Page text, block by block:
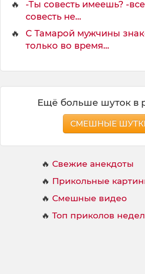
🔥
-Ты совесть имеешь? -
совесть не...
🔥
С Тамарой мужчины
только во время...
Ещё больше шуток в
СМЕШНЫЕ
🔥 Свежие анекдоты
🔥 Прикольные
🔥 Смешные видео
🔥 Топ приколов